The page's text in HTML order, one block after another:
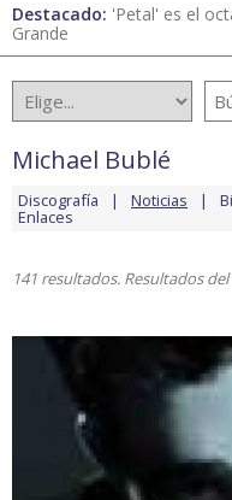
Destacado: 'Petal' es el
Grande
Michael Bublé
Discografía Noticias
Enlaces
141 resultados. Resultados